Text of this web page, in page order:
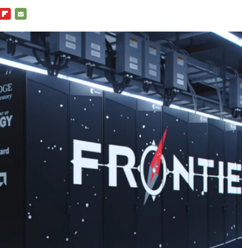
MAIL